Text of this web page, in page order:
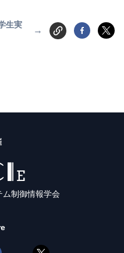
生実
→
ム制御情報学会